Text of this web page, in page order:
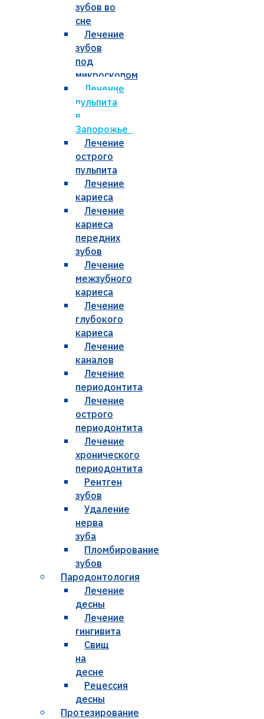
зубов во
сне
Лечение
зубов
под
микроскопом
Лечение
пульпита
в
Запорожье
Лечение
острого
пульпита
Лечение
кариеса
Лечение
кариеса
передних
зубов
Лечение
межзубного
кариеса
Лечение
глубокого
кариеса
Лечение
каналов
Лечение
периодонтита
Лечение
острого
периодонтита
Лечение
хронического
периодонтита
Рентген
зубов
Удаление
нерва
зуба
Пломбирование
зубов
Пародонтология
Лечение
десны
Лечение
гингивита
Свищ
на
десне
Рецессия
десны
Протезирование